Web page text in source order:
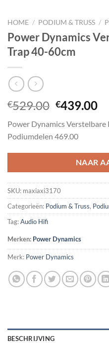
HOME / PODIUM & TRUSS /
Power Dynamics
Trap 40-60cm
€529.00
was:
€529.00.
€439.00
is:
Power Dynamics
Podiumdelen 469.00
NAAR
SKU: maxiaxi3170
Categorieën: Podium & Truss,
Tag:Audio Hifi
Merken: Power Dynamics
Merk: Power Dynamics
BESCHRIJVING